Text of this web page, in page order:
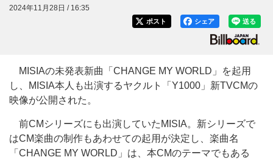
2024年11月28日 / 16:35
送る
シェア
ポスト
MISIAの未発表新曲「CHANGE MY WORLD」を起用
し、MISIA本人も出演するヤクルト「Y1000」新TVCMの
映像が公開された。
前CMシリーズにも出演していたMISIA。新シリーズで
はCM楽曲の制作もあわせての起用が決定し、楽曲名
「CHANGE MY WORLD」は、本CMのテーマでもある